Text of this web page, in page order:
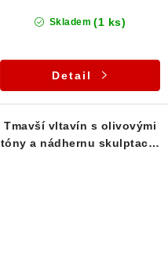
Skladem (1 ks)
Detail
Tmavší vltavín s olivovými
tóny a nádhernu skulptací -